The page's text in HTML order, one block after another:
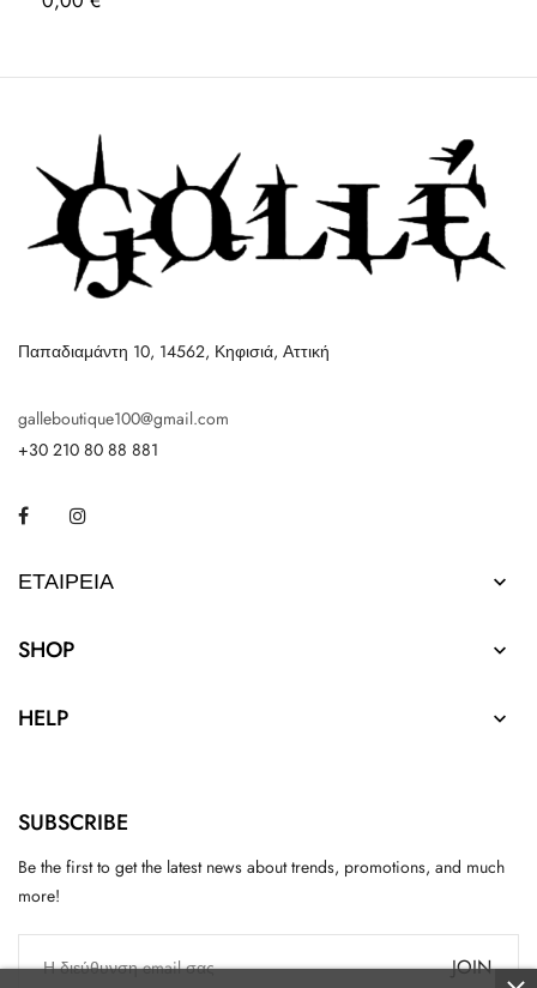
Παπαδιαμάντη 10, 14562, Κηφισιά, Αττική
galleboutique100@gmail.com
+30 210 80 88 881
Facebook
ΕΤΑΙΡΕΊΑ 
SHOP 
HELP 
SUBSCRIBE
Be the first to get the latest news about trends, promotions, and much
more!
JOIN